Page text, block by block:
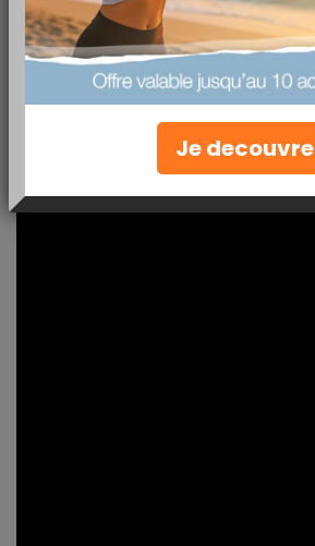
Je decouvre